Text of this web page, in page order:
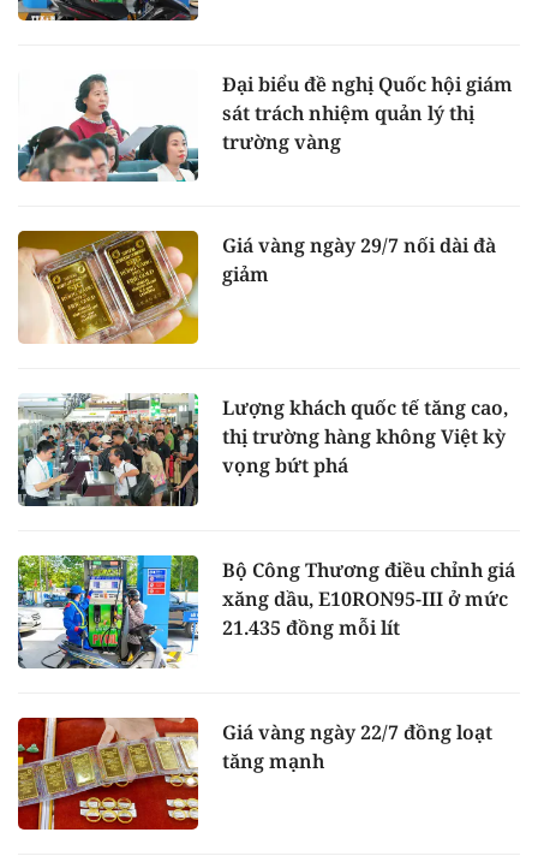
Đại biểu đề nghị Quốc hội giám
sát trách nhiệm quản lý thị
trường vàng
Giá vàng ngày 29/7 nối dài đà
giảm
Lượng khách quốc tế tăng cao,
thị trường hàng không Việt kỳ
vọng bứt phá
Bộ Công Thương điều chỉnh giá
xăng dầu, E10RON95-III ở mức
21.435 đồng mỗi lít
Giá vàng ngày 22/7 đồng loạt
tăng mạnh